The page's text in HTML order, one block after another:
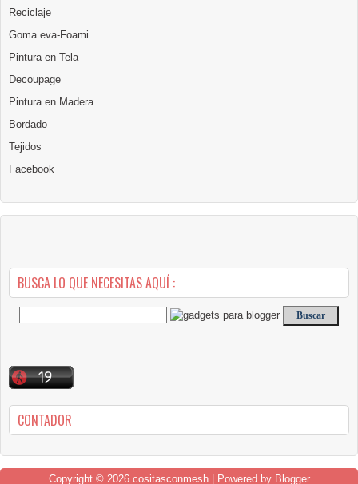
Reciclaje
Goma eva-Foami
Pintura en Tela
Decoupage
Pintura en Madera
Bordado
Tejidos
Facebook
BUSCA LO QUE NECESITAS AQUÍ :
CONTADOR
Copyright © 2026 cositasconmesh| Powered by Blogger